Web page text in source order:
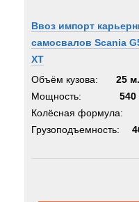
Ввоз импорт
самосвалов Scania
XT
Объём кузова:
25
Мощность:
540
Колёсная формула:
Грузоподъемность: